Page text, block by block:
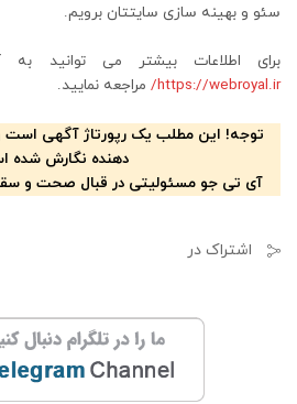
سئو و بهینه سازی سایتتان برویم.
برای اطلاعات بیشتر می توانید
https://webroyal.ir/ مراجعه نمایید.
توجه! این مطلب یک رپورتاژ آگهی است
دهنده نگارش شده
آی تی جو مسئولیتی در قبال صحت و سقم
اشتراک در